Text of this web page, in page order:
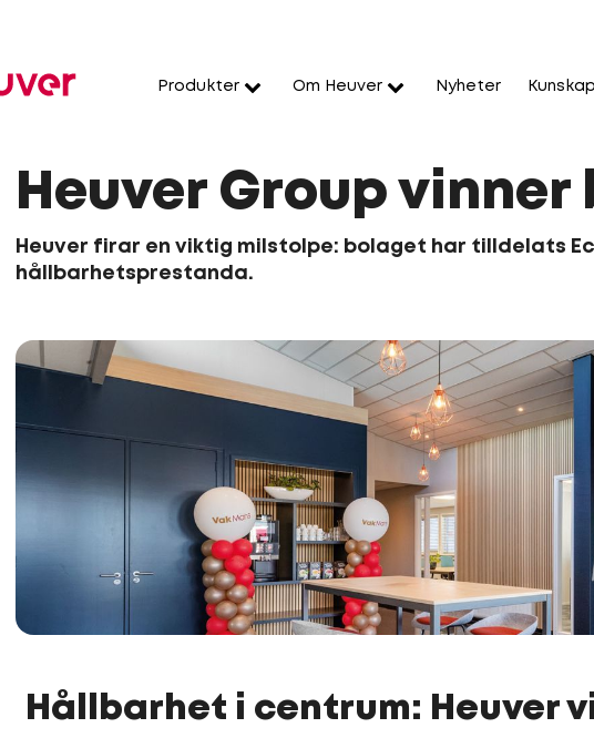
Produkter Om Heuver Nyheter Kunskap
Heuver Group
Heuver firar en viktig milstolpe: bolaget har tilldelats
hållbarhetsprestanda.
Hållbarhet i centrum: Heuver